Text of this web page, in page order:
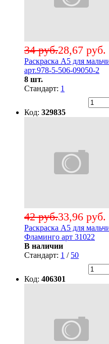
28,67 руб.
34 руб.
Раскраска А5 для
арт.978-5-506-09050-2
8 шт.
Стандарт: 1
Код: 329835
33,96 руб.
42 руб.
Раскраска А5 для
Фламинго арт 31022
В наличии
Стандарт: 1 / 50
Код: 406301